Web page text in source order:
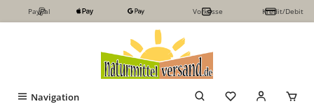
Zum Hauptinhalt springen
PayPal Vorkasse Kredit/Debit
Navigation